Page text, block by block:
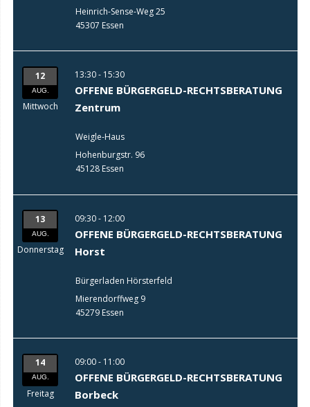
Heinrich-Sense-Weg 25
45307 Essen
12
AUG.
Mittwoch
13:30 - 15:30
OFFENE BÜRGERGELD-RECHTSBERATUNG
Zentrum
Weigle-Haus
Hohenburgstr. 96
45128 Essen
13
AUG.
Donnerstag
09:30 - 12:00
OFFENE BÜRGERGELD-RECHTSBERATUNG
Horst
Bürgerladen Hörsterfeld
Mierendorffweg 9
45279 Essen
14
AUG.
Freitag
09:00 - 11:00
OFFENE BÜRGERGELD-RECHTSBERATUNG
Borbeck